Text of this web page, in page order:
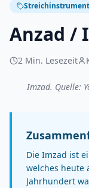
Anzad /
2 Min. Lesezeit
Imzad. Quelle:
Die Imzad ist
welches heute
Jahrhundert